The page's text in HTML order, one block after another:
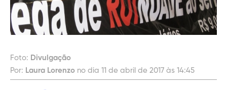
Foto: Divulgação
Por: Laura Lorenzo no dia 11 de abril de 2017 às 14:45